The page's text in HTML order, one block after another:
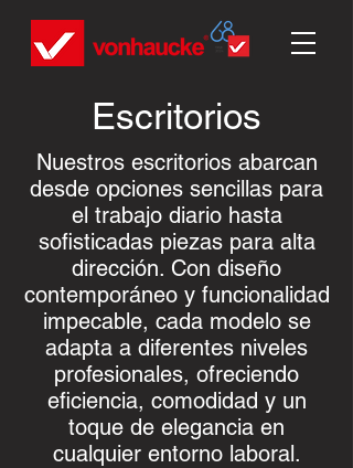
Escritorios
Nuestros escritorios abarcan
desde opciones sencillas para
el trabajo diario hasta
sofisticadas piezas para alta
dirección. Con diseño
contemporáneo y funcionalidad
impecable, cada modelo se
adapta a diferentes niveles
profesionales, ofreciendo
eficiencia, comodidad y un
toque de elegancia en
cualquier entorno laboral.